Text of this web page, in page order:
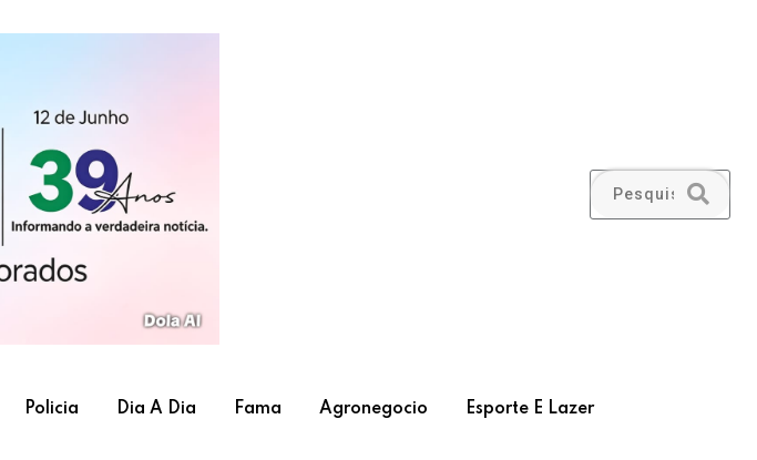
Policia Dia A Dia Fama Agronegocio Esporte E Lazer